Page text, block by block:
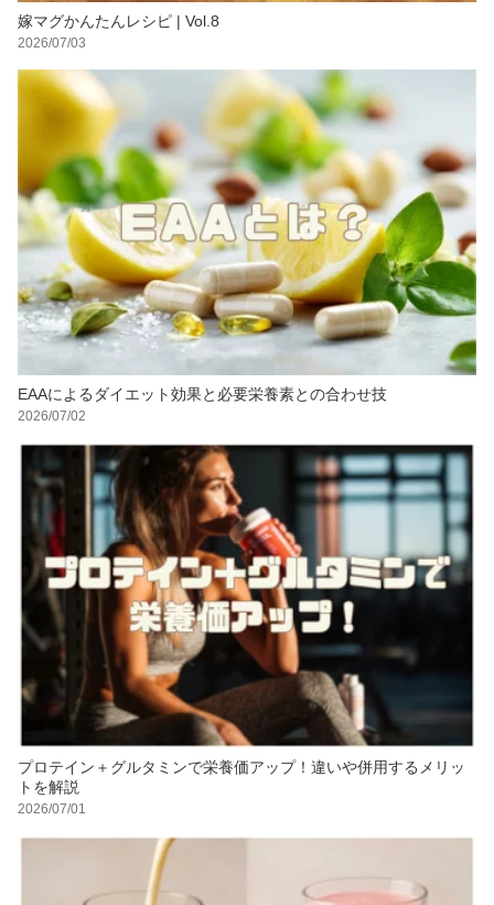
嫁マグかんたんレシピ | Vol.8
2026/07/03
EAAによるダイエット効果と必要栄養素との合わせ技
2026/07/02
プロテイン＋グルタミンで栄養価アップ！違いや併用するメリッ
トを解説
2026/07/01